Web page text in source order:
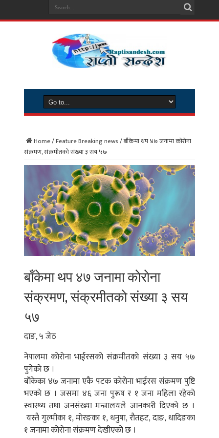
Home/Feature Breaking news/बाँकेमा थप ४७ जनामा काेराेना
संक्रमण, संक्रमीतकाे संख्या ३ सय ५७
बाँकेमा थप ४७ जनामा काेराेना
संक्रमण, संक्रमीतकाे संख्या ३ सय
५७
दाङ, ५ जेठ
नेपालमा काेराेना भाईरसकाे संक्रमीतकाे संख्या ३ सय ५७
पुगेकाे छ ।
बाँकेका ४७ जनामा एकै पटक काेराेना भाईरस संक्रमण पुष्टि
भएकाे छ । जसमा ४६ जना पुरूष र १ जना महिला रहेकाे
स्वास्थ्य तथा जनसंख्या मन्त्रालयले जानकारी दिएकाे छ ।
यस्तै गुल्मीका १, माेरङका १, धनुषा, राैतहट, दाङ, धादिङका
१ जनामा काेराेना संक्रमण देखीएकाे छ ।